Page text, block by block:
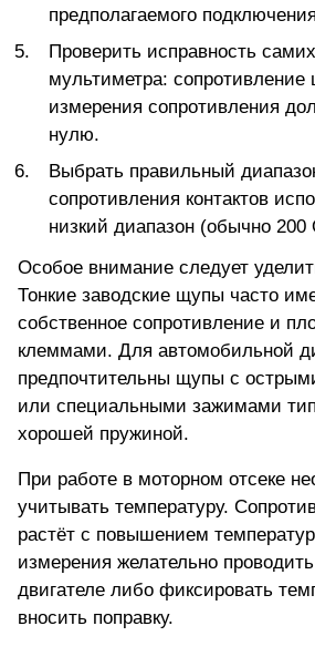
предполагаемого
Проверить исправность
мультиметра:
измерения сопротивления
нулю.
Выбрать правильный
сопротивления контактов
низкий диапазон (обычно
Особое внимание следует
Тонкие заводские щупы часто
собственное сопротивление и
клеммами. Для автомобильной
предпочтительны щупы с
или специальными зажимами
хорошей пружиной.
При работе в моторном отсеке
учитывать температуру.
растёт с повышением
измерения желательно
двигателе либо фиксировать
вносить поправку.